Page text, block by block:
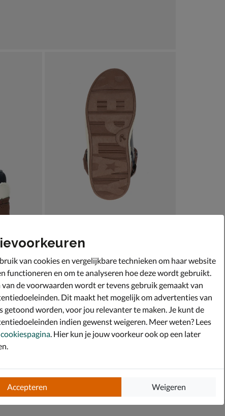
van cookies en vergelijkbare technieken om haar website
functioneren en om te analyseren hoe deze wordt gebruikt.
de voorwaarden wordt er tevens gebruik gemaakt van
Dit maakt het mogelijk om advertenties van
getoond worden, voor jou relevanter te maken. Je kunt de
indien gewenst weigeren. Meer weten? Lees
cookiespagina . Hier kun je jouw voorkeur ook op een later
Accepteren Weigeren